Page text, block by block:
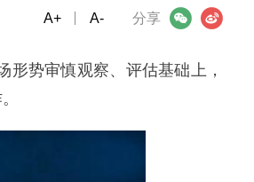
分享
微信 微博
A+ A-
势审慎观察、评估基础上，